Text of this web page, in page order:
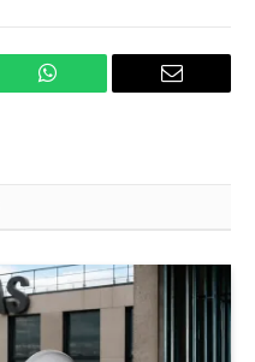
WhatsApp Email